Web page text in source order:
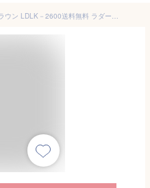
突っ張りラダーラック おしゃれ ブラウン LDLK－2600送料無料 ラダーラック 壁面収納 つっぱり ラック 幅60 パーテーション 壁面 壁面ラック 突っ張り ディスプレイラック 棚 幅60センチ シンプル 収納棚【D】